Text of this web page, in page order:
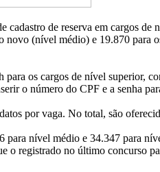
cadastro de reserva em cargos
(nível médio) e 19.870 para
os cargos de nível superior,
o número do CPF e a senha
por vaga. No total, são
para nível médio e 34.347 para
registrado no último concurso